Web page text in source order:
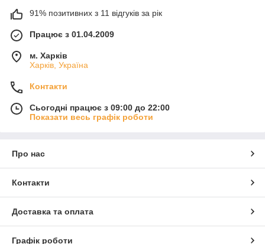
91% позитивних з 11 відгуків за рік
Працює з 01.04.2009
м. Харків
Харків, Україна
Контакти
Сьогодні працює з 09:00 до 22:00
Показати весь графік роботи
Про нас
Контакти
Доставка та оплата
Графік роботи